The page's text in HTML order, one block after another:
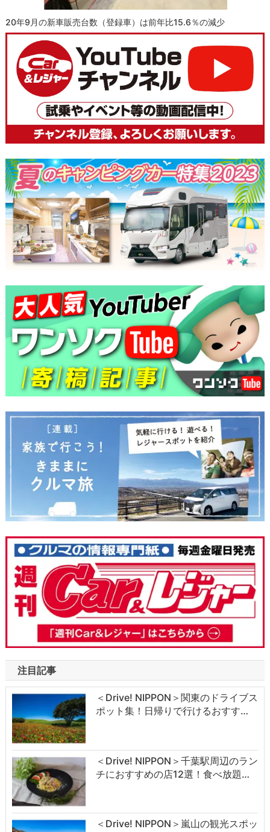
20年9月の新車販売台数（登録車）は前年比15.6％の減少
注目記事
＜Drive! NIPPON＞関東のドライブス
ポット集！日帰りで行けるおすす…
＜Drive! NIPPON＞千葉駅周辺のラン
チにおすすめの店12選！食べ放題…
＜Drive! NIPPON＞嵐山の観光スポッ